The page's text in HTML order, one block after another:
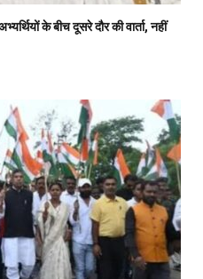
के बीच दूसरे दौर की वार्ता, नहीं